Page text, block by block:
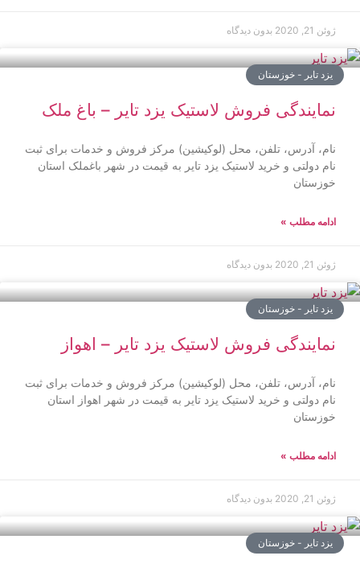
ژوئن 21, 2020 بدون دیدگاه
یزد تایر - خوزستان
نمایندگی فروش لاستیک یزد تایر – باغ ملک
نام، آدرس، تلفن، محل (لوکیشین) مرکز فروش و خدمات برای ثبت
نام دولتی و خرید لاستیک یزد تایر به قیمت در شهر باغملک استان
خوزستان
ادامه مطلب »
ژوئن 21, 2020 بدون دیدگاه
یزد تایر - خوزستان
نمایندگی فروش لاستیک یزد تایر – اهواز
نام، آدرس، تلفن، محل (لوکیشین) مرکز فروش و خدمات برای ثبت
نام دولتی و خرید لاستیک یزد تایر به قیمت در شهر اهواز استان
خوزستان
ادامه مطلب »
ژوئن 21, 2020 بدون دیدگاه
یزد تایر - خوزستان